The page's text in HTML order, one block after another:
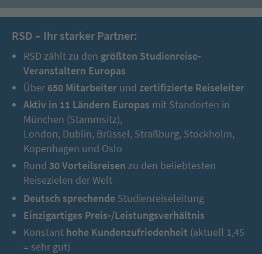
RSD – Ihr starker Partner:
RSD zählt zu den größten Studienreise-
Veranstaltern Europas
Über 650 Mitarbeiter und zertifizierte Reiseleiter
Aktiv in 11 Ländern Europas mit Standorten in
München (Stammsitz),
London, Dublin, Brüssel, Straßburg, Stockholm,
Kopenhagen und Oslo
Rund 30 Vorteilsreisen zu den beliebtesten
Reisezielen der Welt
Deutsch sprechende Studienreiseleitung
Einzigartiges Preis-/Leistungsverhältnis
Konstant hohe Kundenzufriedenheit (aktuell 1,45
= sehr gut)